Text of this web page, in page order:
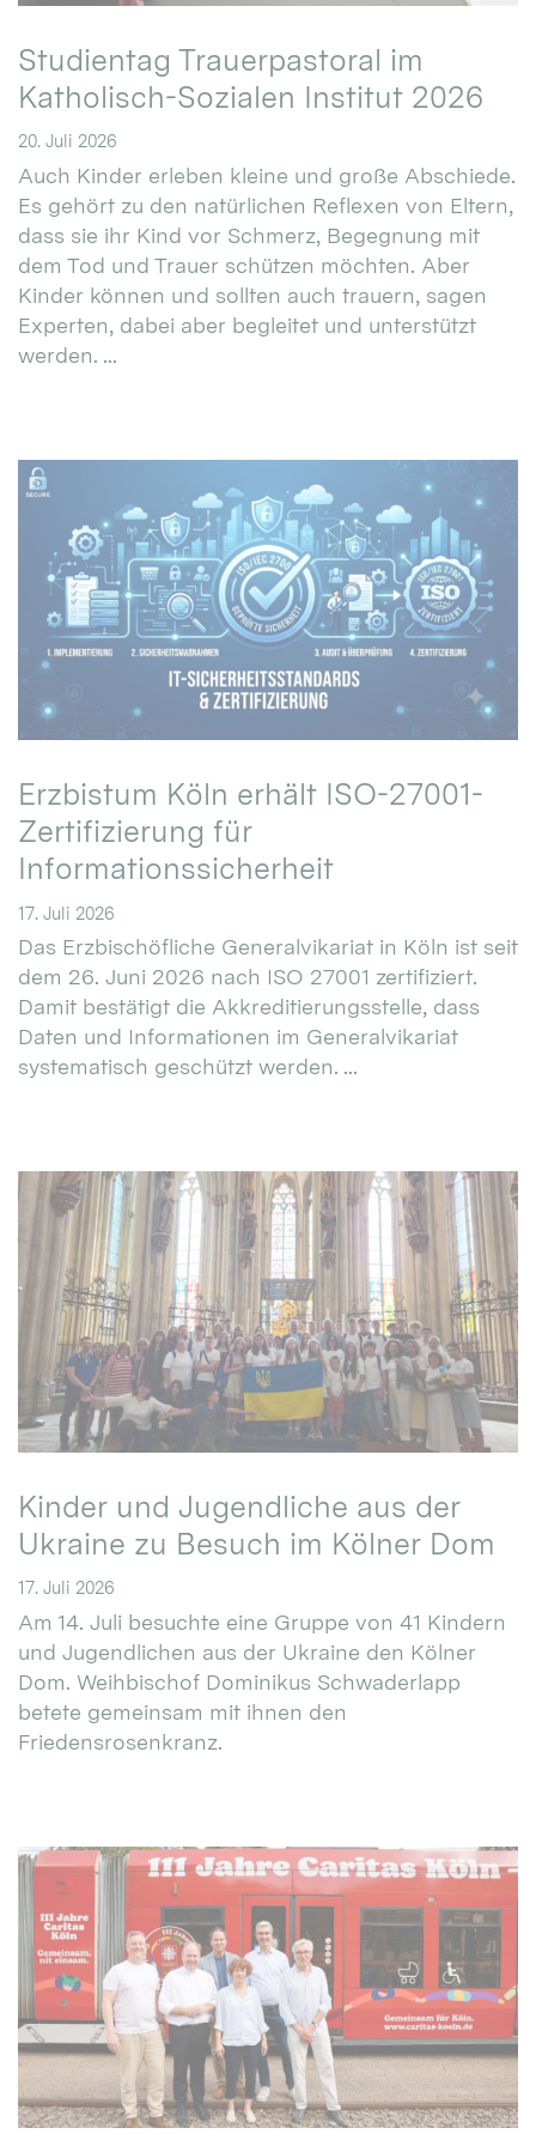
Studientag Trauerpastoral im
Katholisch-Sozialen Institut 2026
20. Juli 2026
Auch Kinder erleben kleine und große Abschiede.
Es gehört zu den natürlichen Reflexen von Eltern,
dass sie ihr Kind vor Schmerz, Begegnung mit
dem Tod und Trauer schützen möchten. Aber
Kinder können und sollten auch trauern, sagen
Experten, dabei aber begleitet und unterstützt
werden. ...
Erzbistum Köln erhält ISO-27001-
Zertifizierung für
Informationssicherheit
17. Juli 2026
Das Erzbischöfliche Generalvikariat in Köln ist seit
dem 26. Juni 2026 nach ISO 27001 zertifiziert.
Damit bestätigt die Akkreditierungsstelle, dass
Daten und Informationen im Generalvikariat
systematisch geschützt werden. ...
Kinder und Jugendliche aus der
Ukraine zu Besuch im Kölner Dom
17. Juli 2026
Am 14. Juli besuchte eine Gruppe von 41 Kindern
und Jugendlichen aus der Ukraine den Kölner
Dom. Weihbischof Dominikus Schwaderlapp
betete gemeinsam mit ihnen den
Friedensrosenkranz.